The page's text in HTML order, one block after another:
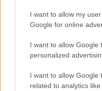
I want to allow my
Google for online
I want to allow Google
personalized
I want to allow Google
related to analytics
Paolo Pinna
Martina